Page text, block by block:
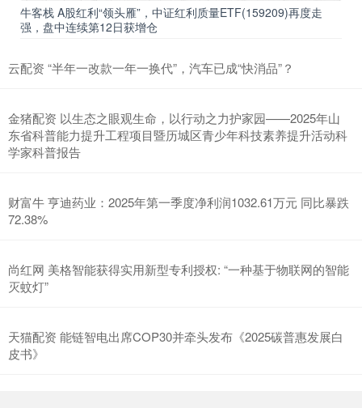
牛客栈 A股红利“领头雁”，中证红利质量ETF(159209)再度走
强，盘中连续第12日获增仓
云配资 “半年一改款一年一换代”，汽车已成“快消品”？
金猪配资 以生态之眼观生命，以行动之力护家园——2025年山
东省科普能力提升工程项目暨历城区青少年科技素养提升活动科
学家科普报告
财富牛 亨迪药业：2025年第一季度净利润1032.61万元 同比暴跌
72.38%
尚红网 美格智能获得实用新型专利授权: “一种基于物联网的智能
灭蚊灯”
天猫配资 能链智电出席COP30并牵头发布《2025碳普惠发展白
皮书》